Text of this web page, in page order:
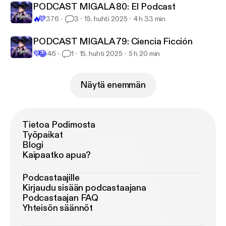
PODCAST MIGALA 80: El Podcast
🔥💜376 3 15. huhti 2025 4 h 33 min
PODCAST MIGALA 79: Ciencia Ficción
💜😂46 1 15. huhti 2025 5 h 20 min
Näytä enemmän
Tietoa Podimosta
Työpaikat
Blogi
Kaipaatko apua?
Podcastaajille
Kirjaudu sisään podcastaajana
Podcastaajan FAQ
Yhteisön säännöt